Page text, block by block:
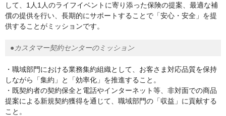
して、1人1人のライフイベントに寄り添った保険の提案、最適な補
償の提供を行い、長期的にサポートすることで「安心・安全」を提
供することがミッションです。
●カスタマー契約センターのミッション
・職域部門における業務集約組織として、お客さま対応品質を保持
しながら「集約」と「効率化」を推進すること。
・既契約者の契約保全と電話やインターネット等、非対面での商品
提案による新規契約獲得を通じて、職域部門の「収益」に貢献する
こと。